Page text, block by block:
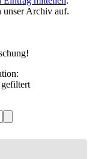
unser Archiv auf.